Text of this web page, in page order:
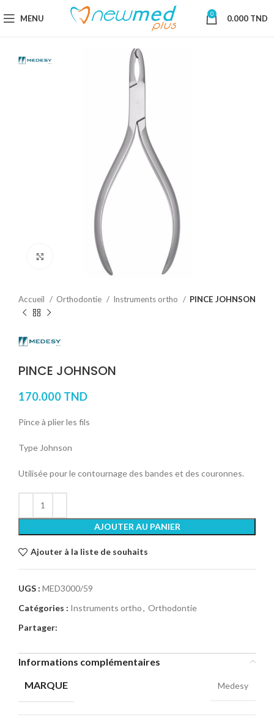
MENU 0 0.000 TND
Cliquez pour agrandir
Accueil Orthodontie Instruments ortho PINCE JOHNSON
PINCE JOHNSON
170.000 TND
Pince à plier les fils
Type Johnson
Utilisée pour le contournage des bandes et des couronnes.
AJOUTER AU PANIER
Ajouter à la liste de souhaits
UGS : MED3000/59
Catégories : Instruments ortho, Orthodontie
Partager:
Informations complémentaires
MARQUE
Medesy